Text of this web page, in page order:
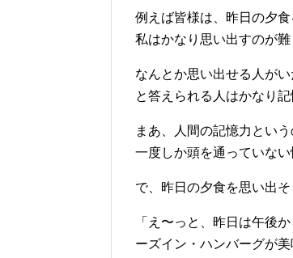
例えば皆様は、昨日の夕
私はかなり思い出すのが難
なんとか思い出せる人が
と答えられる人はかなり
まあ、人間の記憶力とい
一度しか頭を通っていな
で、昨日の夕食を思い出
「え〜っと、昨日は午後
ーズイン・ハンバーグが